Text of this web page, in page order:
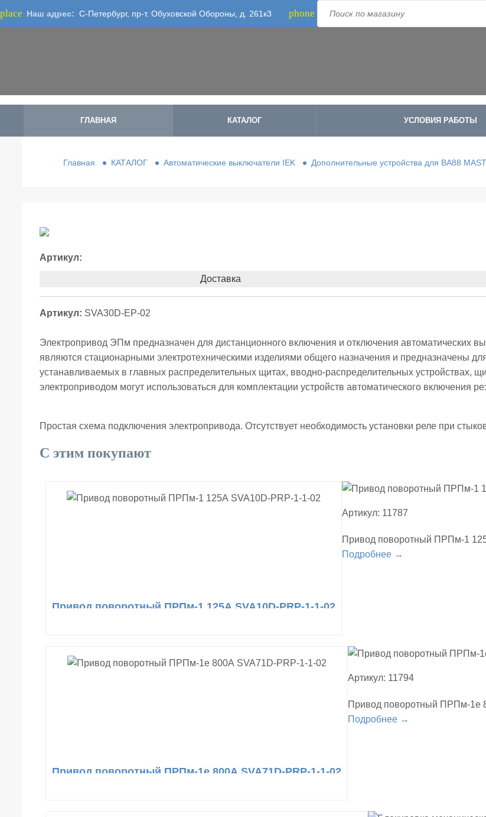
place Наш адрес: С-Петербург, пр-т. Обуховской Обороны, д. 261к3 phone Телефон: 8-800-500-1973
ГЛАВНАЯ КАТАЛОГ УСЛОВИЯ РАБОТЫ
Главная КАТАЛОГ Автоматические выключатели IEK Дополнительные устройства для ВА88
Артикул:
Доставка
Артикул: SVA30D-EP-02
Электропривод ЭПм предназначен для дистанционного включения и отключения автоматических
являются стационарными электротехническими изделиями общего назначения и предназначены
устанавливаемых в главных распределительных щитах, вводно-распределительных устройствах,
электроприводом могут использоваться для комплектации устройств автоматического включения
Простая схема подключения электропривода. Отсутствует необходимость установки реле при
С этим покупают
Привод поворотный ПРПм-1 125А SVA10D-PRP-1-1-02
Артикул: 11787
Привод поворотный ПРПм-1
Подробнее →
Привод поворотный ПРПм-1е 800А SVA71D-PRP-1-1-02
Артикул: 11794
Привод поворотный ПРПм-1е
Подробнее →